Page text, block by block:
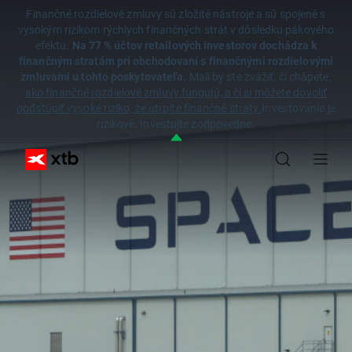
Finančné rozdielové zmluvy sú zložité nástroje a sú spojené s
vysokým rizikom rýchlych finančných strát v dôsledku pákového
efektu. Na 77 % účtov retailových investorov dochádza k
finančným stratám pri obchodovaní s finančnými rozdielovými
zmluvami u tohto poskytovateľa. Mali by ste zvážiť, či chápete,
ako finančné rozdielové zmluvy fungujú, a či si môžete dovoliť
podstúpiť vysoké riziko, že utrpíte finančné straty. Investovanie je
rizikové. Investujte zodpovedne.